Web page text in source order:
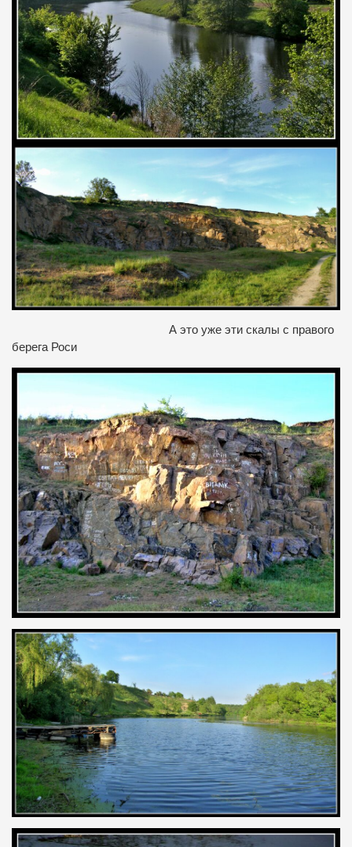
А это уже эти скалы с правого
берега Роси